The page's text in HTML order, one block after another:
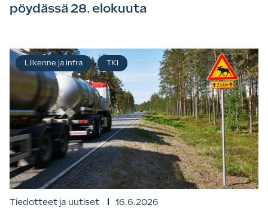
pöydässä 28. elokuuta
Tiedotteet ja uutiset 16.6.2026
Liikenne ja infra TKI